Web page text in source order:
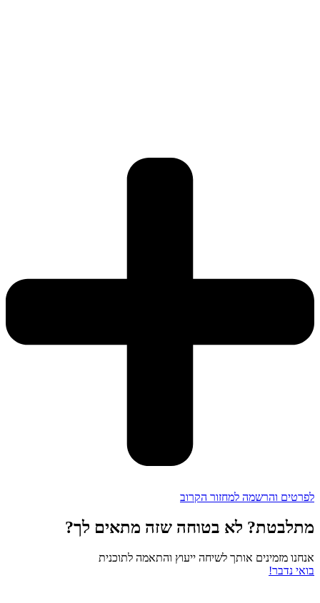
לפרטים והרשמה למחזור הקרוב
מתלבטת? לא בטוחה שזה מתאים לך?
אנחנו מזמינים אותך לשיחה ייעוץ והתאמה לתוכנית
בואי נדבר!